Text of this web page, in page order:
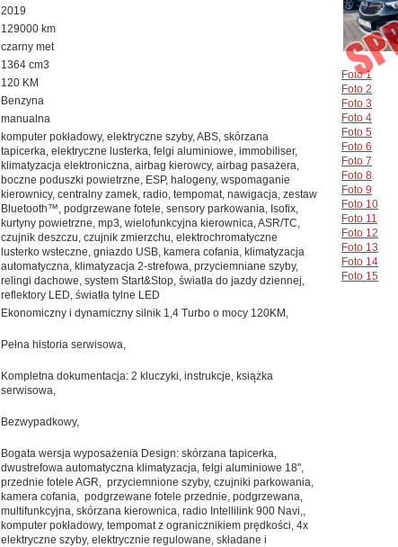
2019
129000 km
czarny met
1364 cm3
120 KM
Benzyna
manualna
komputer pokładowy, elektryczne szyby, ABS, skórzana
tapicerka, elektryczne lusterka, felgi aluminiowe, immobiliser,
klimatyzacja elektroniczna, airbag kierowcy, airbag pasażera,
boczne poduszki powietrzne, ESP, halogeny, wspomaganie
kierownicy, centralny zamek, radio, tempomat, nawigacja, zestaw
Bluetooth™, podgrzewane fotele, sensory parkowania, Isofix,
kurtyny powietrzne, mp3, wielofunkcyjna kierownica, ASR/TC,
czujnik deszczu, czujnik zmierzchu, elektrochromatyczne
lusterko wsteczne, gniazdo USB, kamera cofania, klimatyzacja
automatyczna, klimatyzacja 2-strefowa, przyciemniane szyby,
relingi dachowe, system Start&Stop, światła do jazdy dziennej,
reflektory LED, światła tylne LED
Ekonomiczny i dynamiczny silnik 1,4 Turbo o mocy 120KM,
Pełna historia serwisowa,
Kompletna dokumentacja: 2 kluczyki, instrukcje, książka
serwisowa,
Bezwypadkowy,
Bogata wersja wyposażenia Design: skórzana tapicerka,
dwustrefowa automatyczna klimatyzacja, felgi aluminiowe 18",
przednie fotele AGR, przyciemnione szyby, czujniki parkowania,
kamera cofania, podgrzewane fotele przednie, podgrzewana,
multifunkcyjna, skórzana kierownica, radio Intellilink 900 Navi,,
komputer pokładowy, tempomat z ogranicznikiem prędkości, 4x
elektryczne szyby, elektrycznie regulowane, składane i
Foto 1
Foto 2
Foto 3
Foto 4
Foto 5
Foto 6
Foto 7
Foto 8
Foto 9
Foto 10
Foto 11
Foto 12
Foto 13
Foto 14
Foto 15